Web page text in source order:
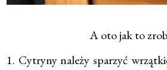
A oto jak to
1. Cytryny należy sparzyć